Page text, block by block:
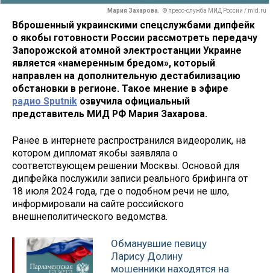
Мария Захарова. © пресс-служба МИД России / mid.ru
Вброшенный украинскими спецслужбами дипфейк
о якобы готовности России рассмотреть передачу
Запорожской атомной электростанции Украине
является «намеренным бредом», который
направлен на дополнительную дестабилизацию
обстановки в регионе. Такое мнение в эфире
радио Sputnik озвучила официальный
представитель МИД РФ Мария Захарова.
Ранее в интернете распространился видеоролик, на
котором дипломат якобы заявляла о
соответствующем решении Москвы. Основой для
дипфейка послужили записи реального брифинга от
18 июля 2024 года, где о подобном речи не шло,
информировали на сайте российского
внешнеполитического ведомства.
Обманувшие певицу
Ларису Долину
мошенники находятся на